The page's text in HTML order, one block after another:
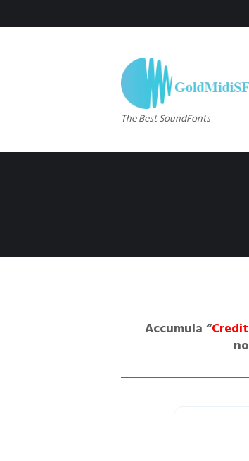
The Best SoundFonts
Accumula “